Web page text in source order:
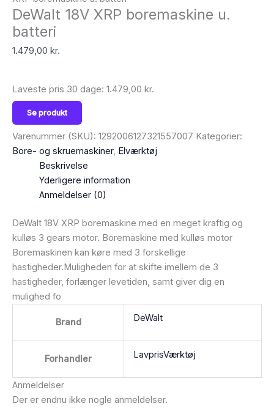
DeWalt 18V XRP boremaskine u.
batteri
1.479,00 kr.
Laveste pris 30 dage: 1.479,00 kr.
Se produkt
Varenummer (SKU): 1292006127321557007 Kategorier:
Bore- og skruemaskiner, Elværktøj
Beskrivelse
Yderligere information
Anmeldelser (0)
DeWalt 18V XRP boremaskine med en meget kraftig og
kulløs 3 gears motor. Boremaskine med kulløs motor
Boremaskinen kan køre med 3 forskellige
hastigheder.Muligheden for at skifte imellem de 3
hastigheder, forlænger levetiden, samt giver dig en
mulighed fo
Brand DeWalt
Forhandler LavprisVærktøj
Anmeldelser
Der er endnu ikke nogle anmeldelser.